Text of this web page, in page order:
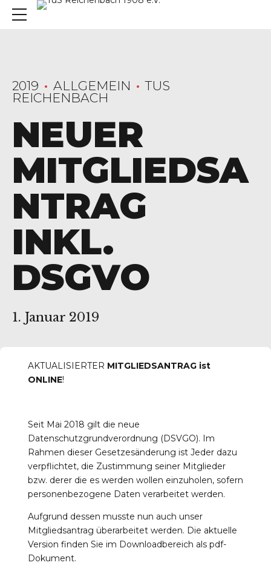
2019 ALLGEMEIN
TUS
REICHENBACH
NEUER
MITGLIEDSA
NTRAG
INKL.
DSGVO
1. Januar 2019
AKTUALISIERTER MITGLIEDSANTRAG ist
ONLINE!
Seit Mai 2018 gilt die neue
Datenschutzgrundverordnung (DSVGO). Im
Rahmen dieser Gesetzesänderung ist Jeder dazu
verpflichtet, die Zustimmung seiner Mitglieder
bzw. derer die es werden wollen einzuholen, sofern
personenbezogene Daten verarbeitet werden.
Aufgrund dessen musste nun auch unser
Mitgliedsantrag überarbeitet werden. Die aktuelle
Version finden Sie im Downloadbereich als pdf-
Dokument.